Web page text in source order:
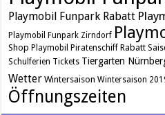
Playmobil Funpark Rabatt
Playmobil Funpark Zirndorf
Shop Playmobil Piratenschiff Rabatt
Schulferien Tickets Tiergarten
Wetter Wintersaison Wintersaison
Öffnungszeiten